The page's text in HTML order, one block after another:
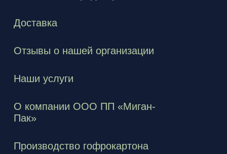
Доставка
Отзывы о нашей организации
Наши услуги
О компании ООО ПП «Миган-
Пак»
Производство гофрокартона